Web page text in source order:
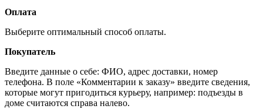
Оплата
Выберите оптимальный способ оплаты.
Покупатель
Введите данные о себе: ФИО, адрес доставки, номер
телефона. В поле «Комментарии к заказу» введите сведения,
которые могут пригодиться курьеру, например: подъезды в
доме считаются справа налево.